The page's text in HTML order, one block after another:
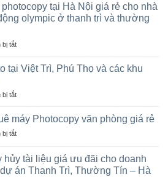
tại Hà Nội giá rẻ cho nhà
olympic ở thanh trì và thường
bị tắtở
thuê
tại
Nội
rẻ
nhà
thầu
tại Việt Trì, Phú Thọ và các khu
bị tắtở
máy
photo
tại
Trì,
Phú
máy Photocopy văn phòng giá rẻ
bị tắtở
cho
thuê
hủy tài liệu giá ưu đãi cho doanh
án Thanh Trì, Thường Tín – Hà